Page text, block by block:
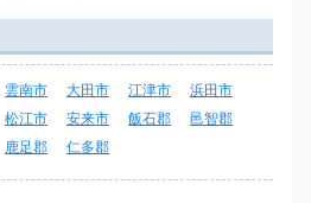
雲南市 大田市 江津市
浜田市
松江市 安来市 飯石郡
邑智郡
鹿足郡 仁多郡